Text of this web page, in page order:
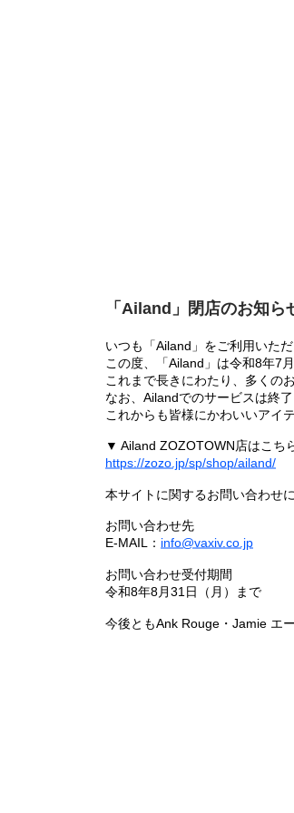
「Ailand」閉店のお知
いつも「Ailand」をご利用いた
この度、「Ailand」は令和8年7
これまで長きにわたり、多くの
なお、Ailandでのサービスは終
これからも皆様にかわいいアイ
▼ Ailand ZOZOTOWN店はこち
https://zozo.jp/sp/shop/ailand/
本サイトに関するお問い合わせ
お問い合わせ先
E-MAIL： info@vaxiv.co.jp
お問い合わせ受付期間
令和8年8月31日（月）まで
今後ともAnk Rouge・Jamie エ